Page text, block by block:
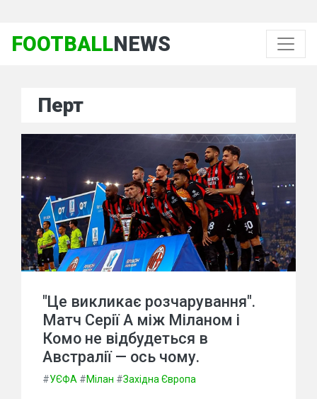
FOOTBALLNEWS
Перт
"Це викликає розчарування".
Матч Серії А між Міланом і
Комо не відбудеться в
Австралії — ось чому.
#УЄФА #Мілан #Західна Європа